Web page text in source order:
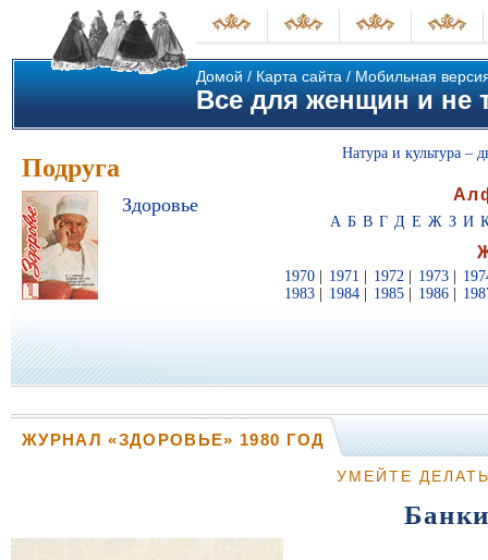
Домой / Карта сайта / Мобильная
Все для женщин и не
Подруга
Здоровье
Натура и культура –
А Б В Г Д Е Ж З И
1970| 1971 1972| 1973|
1983| 1984| 1985| 1986|
ЖУРНАЛ «ЗДОРОВЬЕ» 1980 ГОД
УМЕЙТЕ